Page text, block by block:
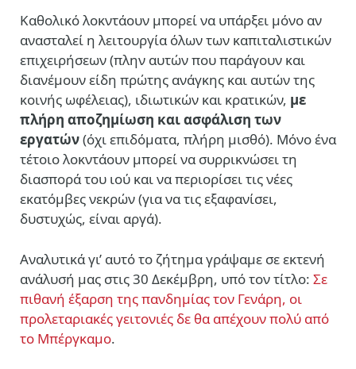
Καθολικό λοκντάουν μπορεί να υπάρξει μόνο αν
ανασταλεί η λειτουργία όλων των καπιταλιστικών
επιχειρήσεων (πλην αυτών που παράγουν και
διανέμουν είδη πρώτης ανάγκης και αυτών της
κοινής ωφέλειας), ιδιωτικών και κρατικών, με
πλήρη αποζημίωση και ασφάλιση των
εργατών(όχι επιδόματα, πλήρη μισθό). Μόνο ένα
τέτοιο λοκντάουν μπορεί να συρρικνώσει τη
διασπορά του ιού και να περιορίσει τις νέες
εκατόμβες νεκρών (για να τις εξαφανίσει,
δυστυχώς, είναι αργά).
Αναλυτικά γι’ αυτό το ζήτημα γράψαμε σε εκτενή
ανάλυσή μας στις 30 Δεκέμβρη, υπό τον τίτλο: Σε
πιθανή έξαρση της πανδημίας τον Γενάρη, οι
προλεταριακές γειτονιές δε θα απέχουν πολύ από
το Mπέργκαμο.